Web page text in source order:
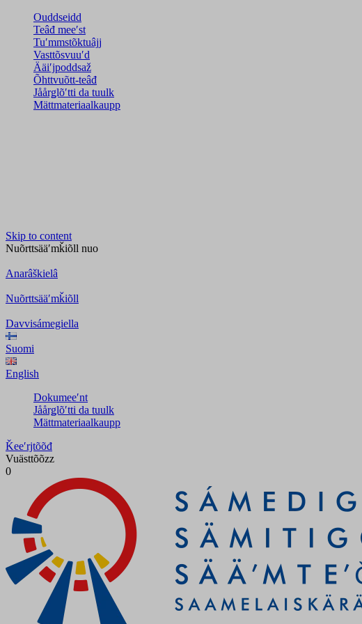
Ouddseidd
Teâđ meeʹst
Tuʹmmstõktuâjj
Vasttõsvuuʹd
Ääiʹjpoddsaž
Õhttvuõtt-teâđ
Jåårǥlõʹtti da tuulk
Mättmateriaalkaupp
Skip to content
Nuõrttsääʹmǩiõll nuo
Anarâškielâ
Nuõrttsääʹmǩiõll
Davvisámegiella
Suomi
English
Dokumeeʹnt
Jåårǥlõʹtti da tuulk
Mättmateriaalkaupp
Ǩeeʹrjtõõđ
Vuästtõõzz
0